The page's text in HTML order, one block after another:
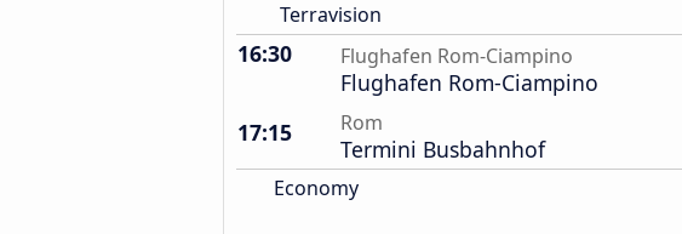
Terravision
16:30 Flughafen Rom-Ciampino
Flughafen Rom-Ciampino
17:15
Rom
Termini Busbahnhof
Economy